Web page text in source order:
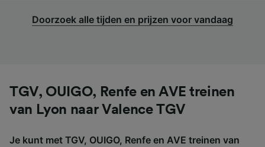
Doorzoek alle tijden en prijzen voor vandaag
TGV, OUIGO, Renfe en AVE treinen
van Lyon naar Valence TGV
Je kunt met TGV, OUIGO, Renfe en AVE treinen van